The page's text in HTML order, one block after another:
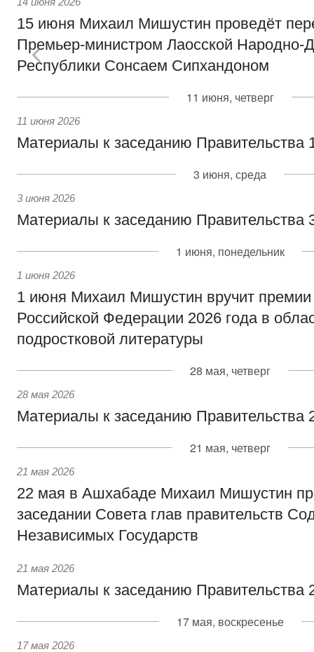
15 июня Михаил Мишустин проведёт
Премьер-министром Лаосской Народно-
Республики Сонсаем Сипхандоном
11 июня, четверг
11 июня 2026
Материалы к заседанию Правительства
3 июня, среда
3 июня 2026
Материалы к заседанию Правительства
1 июня, понедельник
1 июня 2026
1 июня Михаил Мишустин вручит премии
Российской Федерации 2026 года в
подростковой литературы
28 мая, четверг
28 мая 2026
Материалы к заседанию Правительства
21 мая, четверг
21 мая 2026
22 мая в Ашхабаде Михаил Мишустин
заседании Совета глав правительств
Независимых Государств
21 мая 2026
Материалы к заседанию Правительства
17 мая, воскресенье
17 мая 2026